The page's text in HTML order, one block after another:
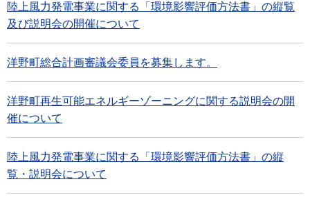
陸上風力発電事業に関する「環境影響評価方法書」の縦覧
及び説明会の開催について
洋野町総合計画審議会委員を募集します。
洋野町再生可能エネルギーゾーニングに関する説明会の開
催について
陸上風力発電事業に関する「環境影響評価方法書」の縦
覧・説明会について